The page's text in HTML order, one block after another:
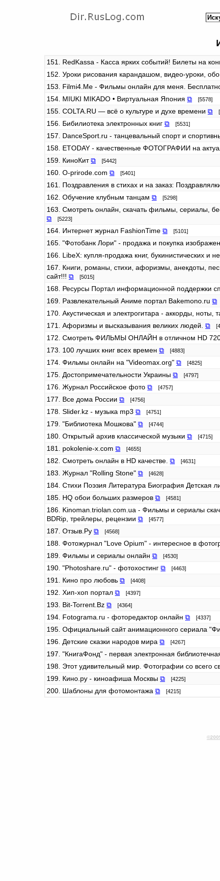
151. RedKassa - Касса ярких событий! Билеты на
152. Уроки рисования карандашом, видео-уроки,
153. Filmi4.Me - Фильмы онлайн для меня.
154. MIUKI MIKADO • Виртуальная Япония ⧉ [5578]
155. COLTA.RU — всё о культуре и духе времени ⧉
156. Бибилиотека электронных книг ⧉ [5531]
157. DanceSport.ru - танцевальный спорт и
158. ETODAY - качественные ФОТОГРАФИИ на
159. КиноКит⧉ [5442]
160. O-prirode.com ⧉ [5401]
161. Поздравления в стихах и на заказ:
162. Обучение клубным танцам ⧉ [5298]
163. Смотреть онлайн, скачать фильмы, сериалы,
⧉ [5223]
164. Интернет журнал FashionTime ⧉ [5101]
165. "Фотобанк Лори" - продажа и покупка
166. LibeX: купля-продажа книг, букинистических и
167. Книги, романы, стихи, афоризмы, анекдоты,
сайт!!! ⧉ [5015]
168. Ресурсы Портал информационной поддержки
169. Развлекательный Аниме портал Bakemono.ru ⧉
170. Акустическая и электрогитара - аккорды, ноты,
171. Афоризмы и высказывания великих людей. ⧉
172. Смотреть ФИЛЬМЫ ОНЛАЙН в отличном HD
173. 100 лучших книг всех времен ⧉ [4883]
174. Фильмы онлайн на "Videomax.org" ⧉ [4825]
175. Достопримечательности Украины ⧉ [4797]
176. Журнал Российское фото ⧉ [4757]
177. Все дома России ⧉ [4756]
178. Slider.kz - музыка mp3 ⧉ [4751]
179. "Библиотека Мошкова" ⧉ [4744]
180. Открытый архив классической музыки ⧉ [4715]
181. pokolenie-x.com ⧉ [4655]
182. Смотреть онлайн в HD качестве. ⧉ [4631]
183. Журнал "Rolling Stone" ⧉ [4628]
184. Стихи Поэзия Литература Биография Детская
185. HQ обои больших размеров ⧉ [4581]
186. Kinoman.triolan.com.ua - Фильмы и сериалы
BDRip, трейлеры, рецензии ⧉ [4577]
187. Отзыв.Ру ⧉ [4568]
188. Фотожурнал "Love Opium" - интересное в
189. Фильмы и сериалы онлайн ⧉ [4530]
190. "Photoshare.ru" - фотохостинг ⧉ [4463]
191. Кино про любовь ⧉ [4408]
192. Хип-хоп портал ⧉ [4397]
193. Bit-Torrent.Bz ⧉ [4364]
194. Fotograma.ru - фоторедактор онлайн ⧉ [4337]
195. Официальный сайт анимационного сериала
196. Детские сказки народов мира ⧉ [4267]
197. "КнигаФонд" - первая электронная
198. Этот удивительный мир. Фотографии со всего
199. Кино.ру - киноафиша Москвы ⧉ [4225]
200. Шаблоны для фотомонтажа ⧉ [4215]